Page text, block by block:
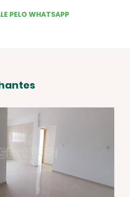
FECHAR
PELO WHATSAPP